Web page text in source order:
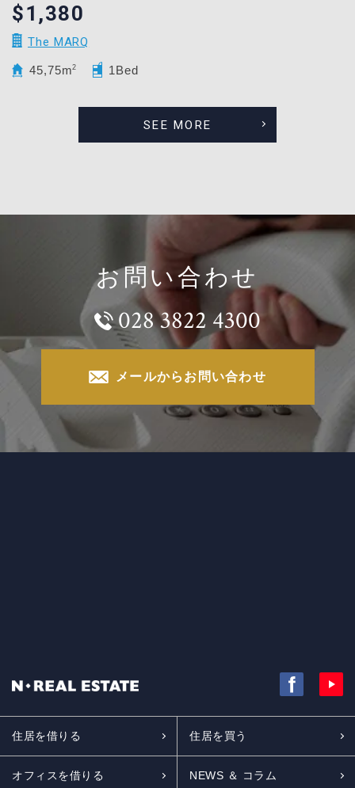
$1,380
The MARQ
45,75m2 1Bed
SEE MORE
お問い合わせ
028 3822 4300
メールからお問い合わせ
住居を借りる 住居を買う
オフィスを借りる NEWS ＆ コラム